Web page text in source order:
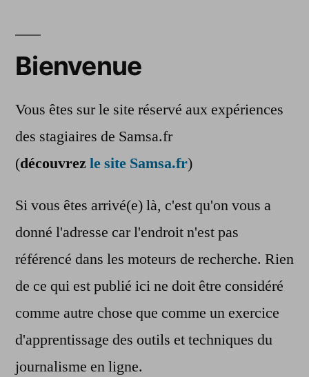
Bienvenue
Vous êtes sur le site réservé aux expériences
des stagiaires de Samsa.fr
(découvrezle site Samsa.fr)
Si vous êtes arrivé(e) là, c'est qu'on vous a
donné l'adresse car l'endroit n'est pas
référencé dans les moteurs de recherche. Rien
de ce qui est publié ici ne doit être considéré
comme autre chose que comme un exercice
d'apprentissage des outils et techniques du
journalisme en ligne.